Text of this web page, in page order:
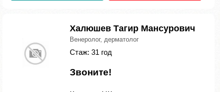
Халюшев Тагир Мансурович
Венеролог, дерматолог
Стаж: 31 год
Звоните!